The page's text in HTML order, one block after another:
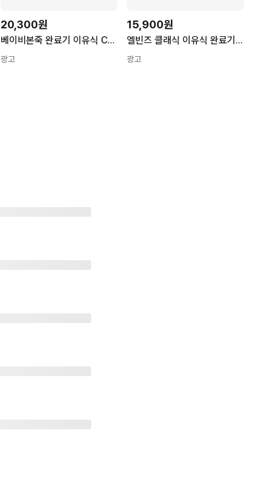
20,300원
베이비본죽 완료기 이유식 C세트
광고
15,900원
엘빈즈 클래식 이유식 완료기(만13개월 이상) 고기듬뿍 세트
광고